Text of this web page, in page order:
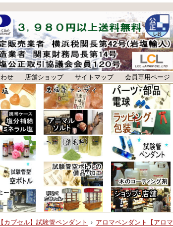
せ 店舗ショップ サイトマップ 会員専用ページ
カプセル】試験管ペンダント › アロマペンダント【アロマ